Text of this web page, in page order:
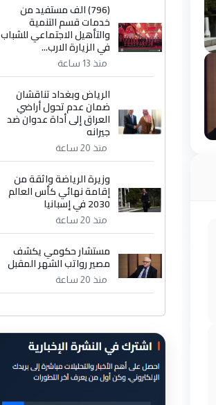
(796) الف مستفيد من
خدمات قسم التنمية
والتأهيل الاجتماعي للشباب
في الزيارة الارب...
منذ 13 ساعة
الرياض وبغداد تناقشان
ضمان عدم تحول أراضي
العراق إلى أداة عدوان ضد
جيرانه
منذ 20 ساعة
وزيرة الرياضة واثقة من
إقامة نهائي كأس العالم
2030 في إسبانيا
منذ 20 ساعة
مستشار حكومي يكشف
مصير رواتب الشهر المقبل
منذ 20 ساعة